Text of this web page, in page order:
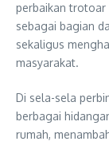
perbaikan trotoar
sebagai bagian
sekaligus
masyarakat.
Di sela-sela
berbagai
rumah,